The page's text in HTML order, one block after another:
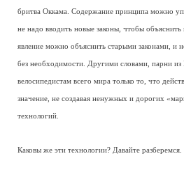
бритва Оккама. Содержание принципа можно
не надо вводить новые законы, чтобы объяснить
явление можно объяснить старыми законами, и
без необходимости. Другими словами, парни
велосипедистам всего мира только то, что
значение, не создавая ненужных и дорогих
технологий.
Каковы же эти технологии? Давайте разберемся.